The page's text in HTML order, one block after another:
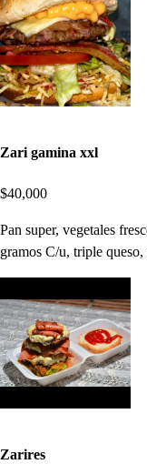
Zari gamina xxl
$40,000
Pan super, vegetales
gramos C/u, triple
Zarires